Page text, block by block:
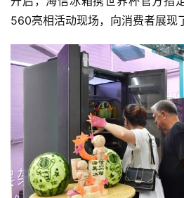
560亮相活动现场，向消费者展现